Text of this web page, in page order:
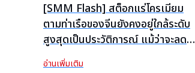
[SMM Flash] สต็อกแร่โครเมียม
ตามท่าเรือของจีนยังคงอยู่ใกล้ระดับ
สูงสุดเป็นประวัติการณ์ แม้ว่าจะลดลง
จากจุดสูงสุดในเดือนกรกฎาคม
อ่านเพิ่มเติม